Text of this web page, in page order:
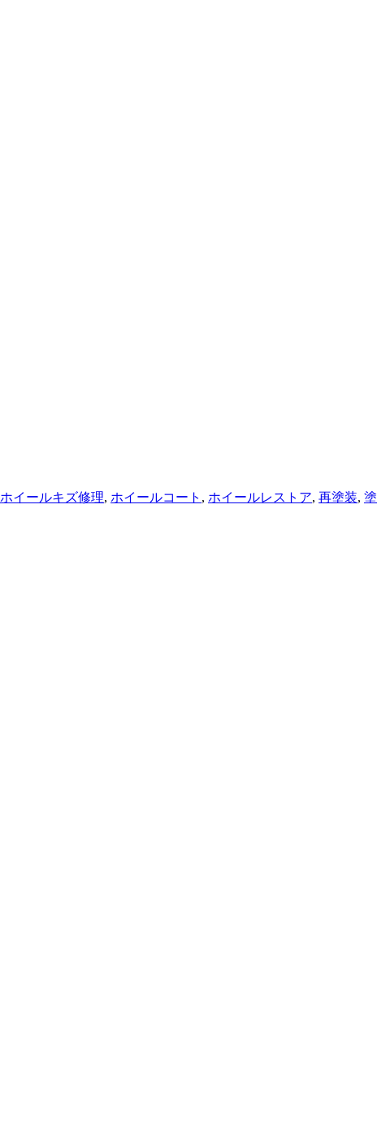
ホイールキズ修理, ホイールコート , ホイールレストア, 再塗装, 塗